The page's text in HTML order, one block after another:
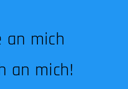
an mich
an mich!